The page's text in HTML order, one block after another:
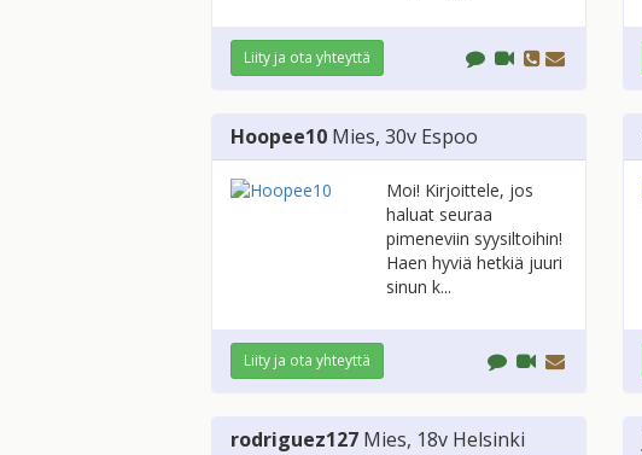
Liity ja ota yhteyttä
Hoopee10 Mies, 30v Espoo
Moi! Kirjoittele, jos
haluat seuraa
pimeneviin syysiltoihin!
Haen hyviä hetkiä juuri
sinun k...
Liity ja ota yhteyttä
rodriguez127 Mies, 18v Helsinki